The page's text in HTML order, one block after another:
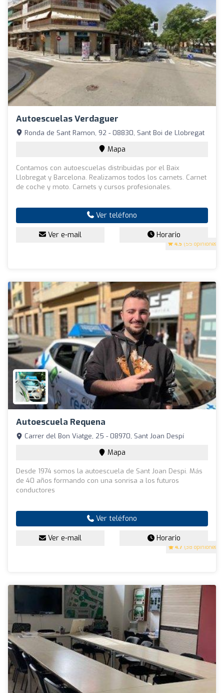
Autoescuelas Verdaguer
4.5 (55 opiniones)
Ronda de Sant Ramon, 92 - 08830, Sant Boi de Llobregat
Mapa
Contamos con autoescuelas distribuidas por el Baix
Llobregat y Barcelona. Realizamos todos los carnets. Carnet
de coche y moto. Carnets y cursos profesionales.
Ver teléfono
Ver e-mail Horario
Autoescuela Requena
4.7 (38 opiniones)
Carrer del Bon Viatge, 25 - 08970, Sant Joan Despí
Mapa
Desde 1974 somos la autoescuela de Sant Joan Despi. Más
de 40 años formando con una sonrisa a los futuros
conductores
Ver teléfono
Ver e-mail Horario